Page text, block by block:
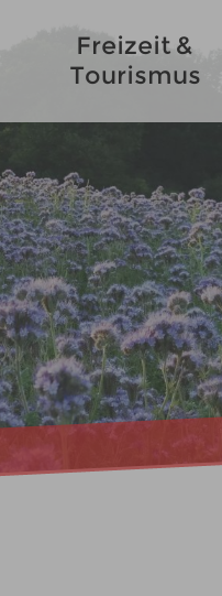
Freizeit &
Tourismus